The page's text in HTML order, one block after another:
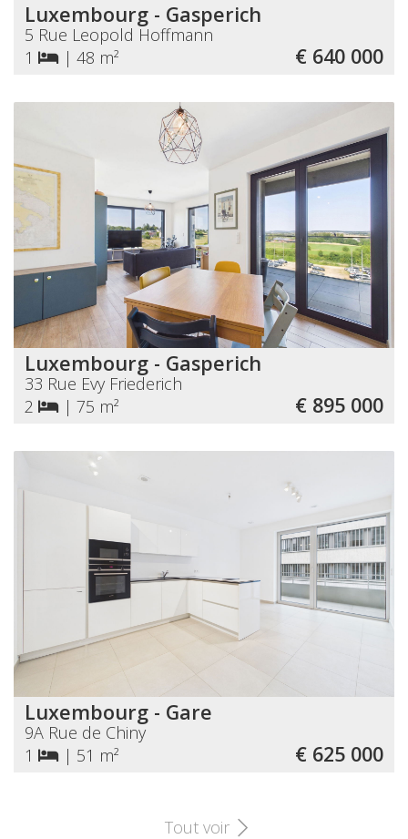
Luxembourg - Gasperich
5 Rue Leopold Hoffmann
1
| 48 m² € 640 000
Luxembourg - Gasperich
33 Rue Evy Friederich
2
| 75 m² € 895 000
Luxembourg - Gare
9A Rue de Chiny
1
| 51 m² € 625 000
Tout voir